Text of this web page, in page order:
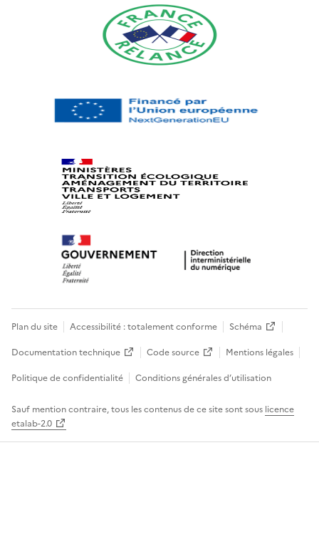
Plan du site Accessibilité : totalement conforme
Schéma
Documentation technique
Code source
Mentions légales
Politique de confidentialité
Conditions générales d’utilisation
Sauf mention contraire, tous les contenus de ce site sont sous licence
etalab-2.0